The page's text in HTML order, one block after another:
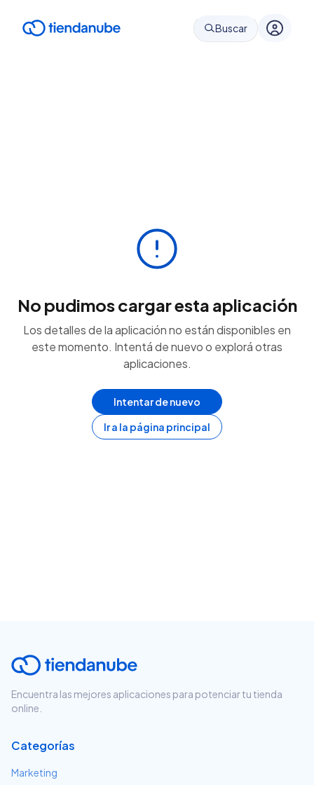
Buscar
No pudimos cargar esta aplicación
Los detalles de la aplicación no están disponibles en
este momento. Intentá de nuevo o explorá otras
aplicaciones.
Intentar de nuevo
Ir a la página principal
Encuentra las mejores aplicaciones para potenciar tu tienda
online.
Categorías
Marketing